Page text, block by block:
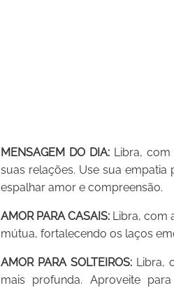
MENSAGEM DO DIA: Libra,
suas relações. Use sua
espalhar amor e compreensão.
AMOR PARA CASAIS: Libra, com
mútua, fortalecendo os laços
AMOR PARA SOLTEIROS: Libra,
mais profunda. Aproveite